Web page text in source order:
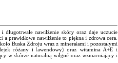
nawilżenie skóry oraz daje uczucie
a prawidłowe nawilżenie to piękna i zdrowa cera.
Buska Zdroju wraz z minerałami i pozostałymi
różany i lawendowy) oraz witamina A+E i
w skórze naturalną wilgoć oraz wzmacniający i